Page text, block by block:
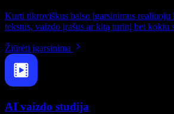
Kurti tikroviškus balso įgarsinimus
tekstus, vaizdo įrašus ar kitą turinį bet kokiu
Žiūrėti įgarsinimą
AI vaizdo studija